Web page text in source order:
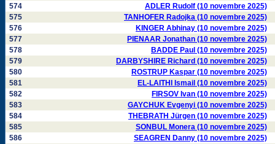
574
ADLER Rudolf (10 novembre 2025)
575
TANHOFER Radojka (10 novembre 2025)
576
KINGER Abhinay (10 novembre 2025)
577
PIENAAR Jonathan (10 novembre 2025)
578
BADDE Paul (10 novembre 2025)
579
DARBYSHIRE Richard (10 novembre 2025)
580
ROSTRUP Kaspar (10 novembre 2025)
581
EL-LAITHI Ismail (10 novembre 2025)
582
FIRSOV Ivan (10 novembre 2025)
583
GAYCHUK Evgenyi (10 novembre 2025)
584
THEBRATH Jürgen (10 novembre 2025)
585
SONBUL Monera (10 novembre 2025)
586
SEAGREN Danny (10 novembre 2025)